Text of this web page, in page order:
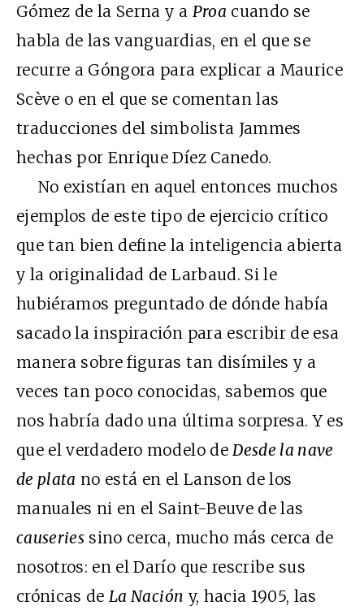
Gómez de la Serna y a Proa cuando se
habla de las vanguardias, en el que se
recurre a Góngora para explicar a Maurice
Scève o en el que se comentan las
traducciones del simbolista Jammes
hechas por Enrique Díez Canedo.
No existían en aquel entonces muchos
ejemplos de este tipo de ejercicio crítico
que tan bien define la inteligencia abierta
y la originalidad de Larbaud. Si le
hubiéramos preguntado de dónde había
sacado la inspiración para escribir de esa
manera sobre figuras tan disímiles y a
veces tan poco conocidas, sabemos que
nos habría dado una última sorpresa. Y es
que el verdadero modelo deDesde la nave
de plata no está en el Lanson de los
manuales ni en el Saint-Beuve de las
causeries sino cerca, mucho más cerca de
nosotros: en el Darío que rescribe sus
crónicas deLa Nación y, hacia 1905, las